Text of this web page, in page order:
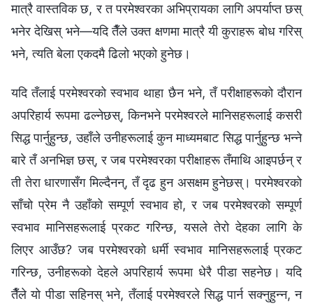
मात्रै वास्तविक छ, र त परमेश्‍वरका अभिप्रायका लागि अपर्याप्त छस्
भनेर देखिस् भने—यदि तैँले उक्त क्षणमा मात्रै यी कुराहरू बोध गरिस्
भने, त्यति बेला एकदमै ढिलो भएको हुनेछ।
यदि तँलाई परमेश्‍वरको स्वभाव थाहा छैन भने, तँ परीक्षाहरूको दौरान
अपरिहार्य रूपमा ढल्नेछस्, किनभने परमेश्‍वरले मानिसहरूलाई कसरी
सिद्ध पार्नुहुन्छ, उहाँले उनीहरूलाई कुन माध्यमबाट सिद्ध पार्नुहुन्छ भन्‍ने
बारे तँ अनभिज्ञ छस्, र जब परमेश्‍वरका परीक्षाहरू तँमाथि आइपर्छन् र
ती तेरा धारणासँग मिल्दैनन्, तँ दृढ हुन असक्षम हुनेछस्। परमेश्‍वरको
साँचो प्रेम नै उहाँको सम्पूर्ण स्वभाव हो, र जब परमेश्‍वरको सम्पूर्ण
स्वभाव मानिसहरूलाई प्रकट गरिन्छ, यसले तेरो देहका लागि के
लिएर आउँछ? जब परमेश्‍वरको धर्मी स्वभाव मानिसहरूलाई प्रकट
गरिन्छ, उनीहरूको देहले अपरिहार्य रूपमा धेरै पीडा सहनेछ। यदि
तैँले यो पीडा सहिनस् भने, तँलाई परमेश्‍वरले सिद्ध पार्न सक्‍नुहुन्‍न, न